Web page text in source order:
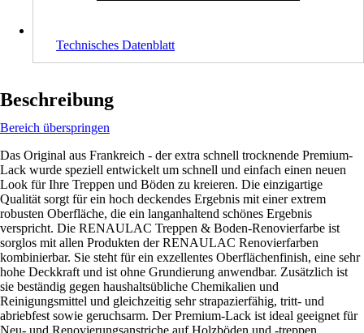
Technisches Datenblatt
Beschreibung
Bereich überspringen
Das Original aus Frankreich - der extra schnell trocknende Premium-
Lack wurde speziell entwickelt um schnell und einfach einen neuen
Look für Ihre Treppen und Böden zu kreieren. Die einzigartige
Qualität sorgt für ein hoch deckendes Ergebnis mit einer extrem
robusten Oberfläche, die ein langanhaltend schönes Ergebnis
verspricht. Die RENAULAC Treppen & Boden-Renovierfarbe ist
sorglos mit allen Produkten der RENAULAC Renovierfarben
kombinierbar. Sie steht für ein exzellentes Oberflächenfinish, eine sehr
hohe Deckkraft und ist ohne Grundierung anwendbar. Zusätzlich ist
sie beständig gegen haushaltsübliche Chemikalien und
Reinigungsmittel und gleichzeitig sehr strapazierfähig, tritt- und
abriebfest sowie geruchsarm. Der Premium-Lack ist ideal geeignet für
Neu- und Renovierungsanstriche auf Holzböden und -treppen.